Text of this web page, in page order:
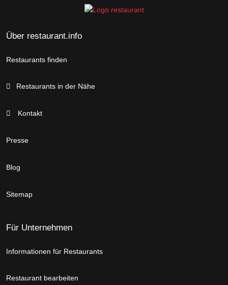
Über restaurant.info
Restaurants finden
Restaurants in der Nähe
Kontakt
Presse
Blog
Sitemap
Für Unternehmen
Informationen für Restaurants
Restaurant bearbeiten